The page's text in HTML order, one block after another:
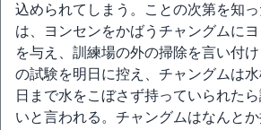
込められてしまう。ことの次第を知
は、ヨンセンをかばうチャングムに
を与え、訓練場の外の掃除を言い付
の試験を明日に控え、チャングムは
日まで水をこぼさず持っていられた
いと言われる。チャングムはなんと